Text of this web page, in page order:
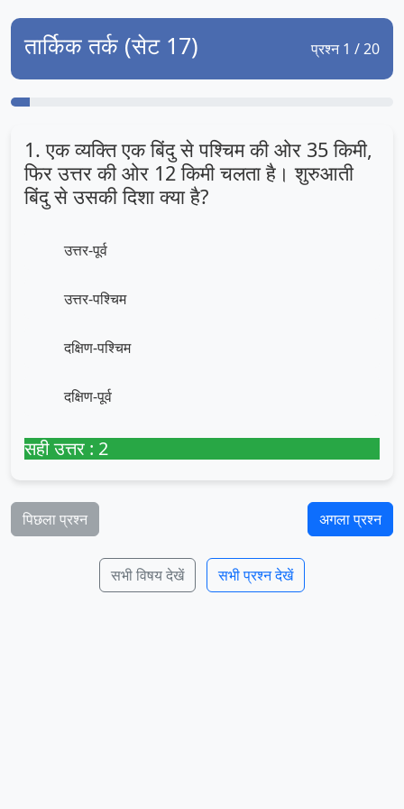
तार्किक तर्क (सेट 17) प्रश्न 1 / 20
1. एक व्यक्ति एक बिंदु से पश्चिम की ओर 35 किमी,
फिर उत्तर की ओर 12 किमी चलता है। शुरुआती
बिंदु से उसकी दिशा क्या है?
उत्तर-पूर्व
उत्तर-पश्चिम
दक्षिण-पश्चिम
दक्षिण-पूर्व
सही उत्तर : 2
पिछला प्रश्न अगला प्रश्न
सभी विषय देखें सभी प्रश्न देखें